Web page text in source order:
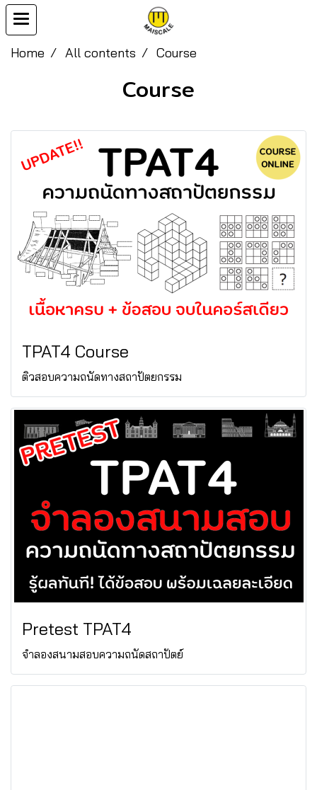
Home All contents Course
Course
TPAT4 Course
ติวสอบความถนัดทางสถาปัตยกรรม
Pretest TPAT4
จำลองสนามสอบความถนัดสถาปัตย์